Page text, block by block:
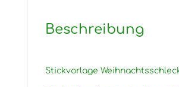
Beschreibung
Stickvorlage